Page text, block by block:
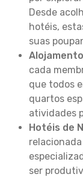
Desde
hotéis,
suas
cada
que todos
quartos
atividades
Hotéis de
ser